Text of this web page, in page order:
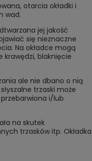
otarcia okładki i
wad.
jej jakość
się nieznaczne
Na okładce mogą
krawędzi, blaknięcie
ale nie dbano o nią
trzaski może
i/lub
na skutek
trzasków itp. Okładka